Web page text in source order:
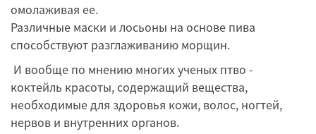
омолаживая ее.
Различные маски и лосьоны на основе пива
способствуют разглаживанию морщин.
И вообще по мнению многих ученых птво -
коктейль красоты, содержащий вещества,
необходимые для здоровья кожи, волос, ногтей,
нервов и внутренних органов.